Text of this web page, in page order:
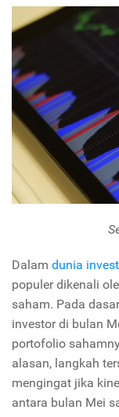
Dalam dunia
populer dikenali
saham. Pada
investor di bulan
portofolio
alasan, langkah
mengingat jika
antara bulan Mei